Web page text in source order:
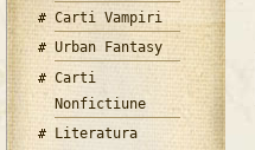
Carti Vampiri
Urban Fantasy
Carti
Nonfictiune
Literatura